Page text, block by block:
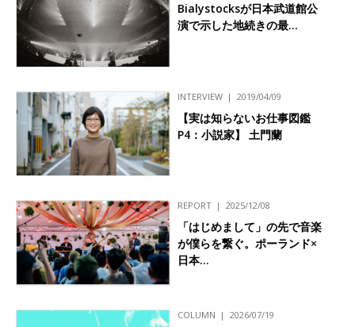
Bialystocksが日本武道館公
演で示した地続きの最…
INTERVIEW 2019/04/09
【実は知らないお仕事図鑑
P4：小説家】 土門蘭
REPORT 2025/12/08
「はじめまして」の先で音楽
が僕らを繋ぐ。ポーランド×
日本…
COLUMN 2026/07/19